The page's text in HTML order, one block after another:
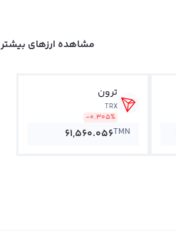
مشاهده ارزهای بیشتر
ترون
TRX
-0.305%
61,560.056TMN